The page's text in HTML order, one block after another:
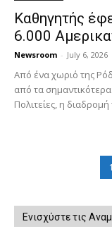
Καθηγητής
6.000
Newsroom - July 6, 2026
Από ένα χωριό της
από τα
Πολιτείες, η
1
Ενισχύστε τις